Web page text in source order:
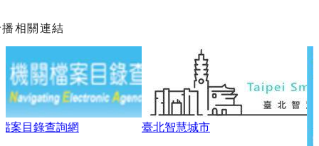
相關連結
臺北智慧城市